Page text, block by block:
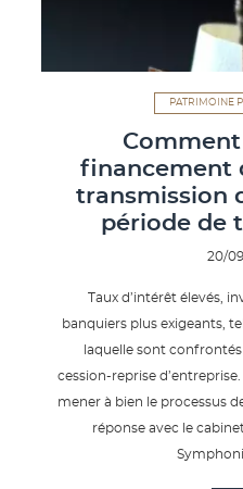
PATRIMOINE
financement
transmission
période de
20/
Taux d’intérêt élevés,
banquiers plus exigeants,
laquelle sont
cession-reprise
mener à bien le processus
réponse avec le